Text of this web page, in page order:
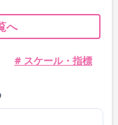
へ
# スケール・指標